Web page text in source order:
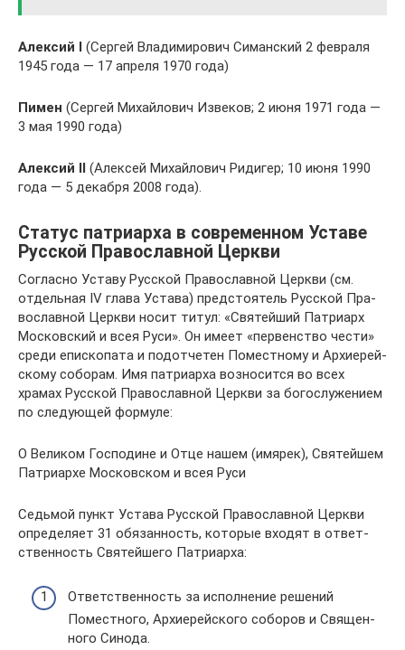
Алексий I (Сергей Владимирович Симанский 2 февраля
1945 года — 17 апреля 1970 года)
Пимен (Сергей Михайлович Извеков; 2 июня 1971 года —
3 мая 1990 года)
Алексий II (Алексей Михайлович Ридигер; 10 июня 1990
года — 5 декабря 2008 года).
Статус пат­ри­арха в совре­мен­ном Уставе
Рус­ской Пра­во­слав­ной Церкви
Согласно Уставу Рус­ской Пра­во­слав­ной Церкви (см.
отдель­ная IV глава Устава) пред­сто­я­тель Рус­ской Пра­
во­слав­ной Церкви носит титул: «Свя­тей­ший Пат­ри­арх
Мос­ков­ский и всея Руси». Он имеет «пер­вен­ство чести»
среди епи­ско­пата и под­от­че­тен Помест­ному и Архи­ерей­
скому собо­рам. Имя пат­ри­арха воз­но­сится во всех
храмах Рус­ской Пра­во­слав­ной Церкви за бого­слу­же­нием
по сле­ду­ю­щей фор­муле:
О Вели­ком Гос­по­дине и Отце нашем (имярек), Свя­тей­шем
Пат­ри­архе Мос­ков­ском и всея Руси
Седь­мой пункт Устава Рус­ской Пра­во­слав­ной Церкви
опре­де­ляет 31 обя­зан­ность, кото­рые входят в ответ­
ствен­ность Свя­тей­шего Пат­ри­арха:
Ответ­ствен­ность за испол­не­ние реше­ний
Помест­ного, Архи­ерей­ского собо­ров и Свя­щен­
ного Синода.